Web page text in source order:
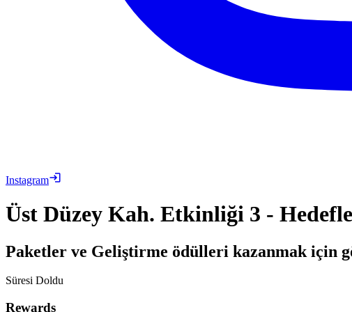
Instagram
Üst Düzey Kah. Etkinliği 3 -
Paketler ve Geliştirme ödülleri kazanmak için
Süresi Doldu
Rewards